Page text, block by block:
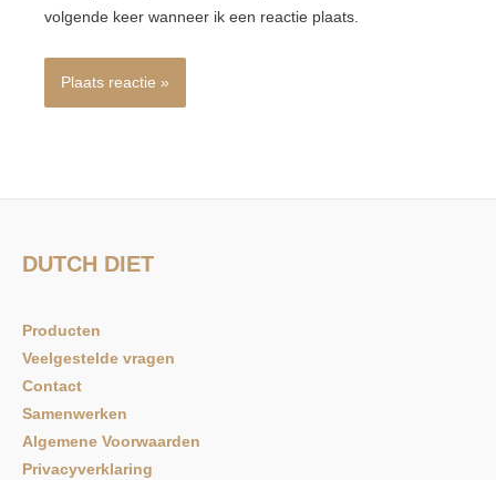
volgende keer wanneer ik een reactie plaats.
DUTCH DIET
Producten
Veelgestelde vragen
Contact
Samenwerken
Algemene Voorwaarden
Privacyverklaring